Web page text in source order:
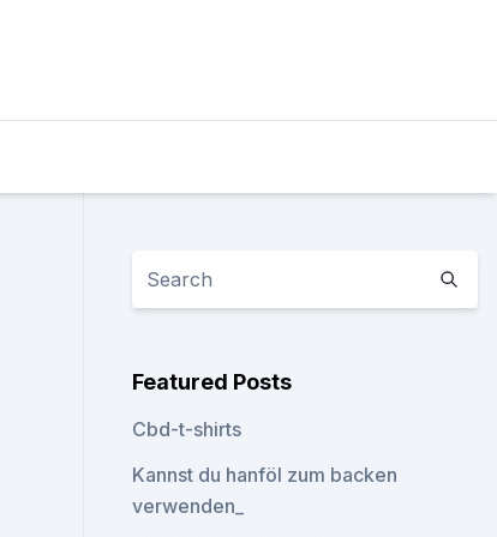
Featured Posts
Cbd-t-shirts
Kannst du hanföl zum backen
verwenden_